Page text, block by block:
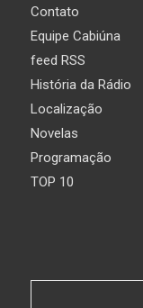
Contato
Equipe Cabiúna
feed RSS
História da Rádio
Localização
Novelas
Programação
TOP 10